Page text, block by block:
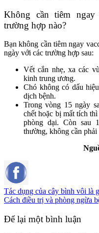
Không cần tiêm
trường hợp nào?
Bạn không cần tiêm ngay
ngày với các trường hợp sau:
Vết cắn nhẹ, xa các
kinh trung ương.
Chó không có dấu
dịch bệnh.
Trong vòng 15 ngày
chết hoặc bị mất tích
phòng dại. Còn sau
thường, không cần
Tác dụng của cây bình vôi là
Cách điều trị và phòng ngừa
Để lại một bình luận